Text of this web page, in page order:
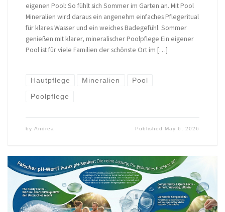
eigenen Pool: So fühlt sich Sommer im Garten an. Mit Pool
Mineralien wird daraus ein angenehm einfaches Pflegeritual
für klares Wasser und ein weiches Badegefühl. Sommer
genießen mit klarer, mineralischer Poolpflege Ein eigener
Pool ist für viele Familien der schönste Ort im […]
Hautpflege Mineralien Pool
Poolpflege
by Andrea Published May 6, 2026